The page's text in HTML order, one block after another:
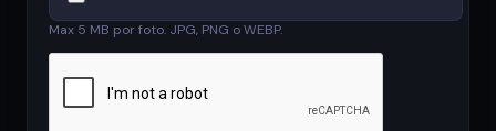
Max 5 MB por foto. JPG, PNG o WEBP.